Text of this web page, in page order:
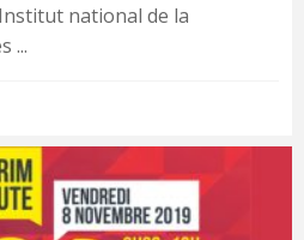
national de la
...